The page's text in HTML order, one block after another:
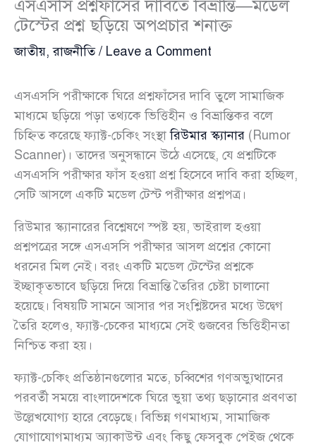
এসএসসি প্রশ্নফাঁসের দাবিতে বিভ্রান্তি—মডেল
টেস্টের প্রশ্ন ছড়িয়ে অপপ্রচার শনাক্ত
জাতীয়,রাজনীতি/ Leave a Comment
এসএসসি পরীক্ষাকে ঘিরে প্রশ্নফাঁসের দাবি তুলে সামাজিক
মাধ্যমে ছড়িয়ে পড়া তথ্যকে ভিত্তিহীন ও বিভ্রান্তিকর বলে
চিহ্নিত করেছে ফ্যাক্ট-চেকিং সংস্থারিউমার স্ক্যানার (Rumor
Scanner)। তাদের অনুসন্ধানে উঠে এসেছে, যে প্রশ্নটিকে
এসএসসি পরীক্ষার ফাঁস হওয়া প্রশ্ন হিসেবে দাবি করা হচ্ছিল,
সেটি আসলে একটি মডেল টেস্ট পরীক্ষার প্রশ্নপত্র।
রিউমার স্ক্যানারের বিশ্লেষণে স্পষ্ট হয়, ভাইরাল হওয়া
প্রশ্নপত্রের সঙ্গে এসএসসি পরীক্ষার আসল প্রশ্নের কোনো
ধরনের মিল নেই। বরং একটি মডেল টেস্টের প্রশ্নকে
ইচ্ছাকৃতভাবে ছড়িয়ে দিয়ে বিভ্রান্তি তৈরির চেষ্টা চালানো
হয়েছে। বিষয়টি সামনে আসার পর সংশ্লিষ্টদের মধ্যে উদ্বেগ
তৈরি হলেও, ফ্যাক্ট-চেকের মাধ্যমে সেই গুজবের ভিত্তিহীনতা
নিশ্চিত করা হয়।
ফ্যাক্ট-চেকিং প্রতিষ্ঠানগুলোর মতে, চব্বিশের গণঅভ্যুত্থানের
পরবর্তী সময়ে বাংলাদেশকে ঘিরে ভুয়া তথ্য ছড়ানোর প্রবণতা
উল্লেখযোগ্য হারে বেড়েছে। বিভিন্ন গণমাধ্যম, সামাজিক
যোগাযোগমাধ্যম অ্যাকাউন্ট এবং কিছু ফেসবুক পেইজ থেকে